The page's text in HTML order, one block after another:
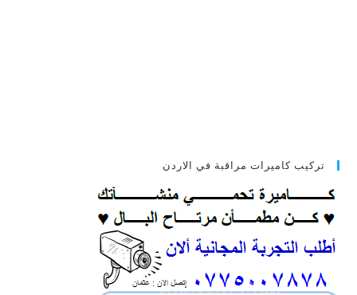
تركيب كاميرات مراقبة في الاردن